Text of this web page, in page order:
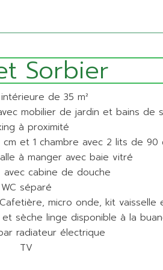
Sorbier
de 35 m²
mobilier de jardin et bains de
à proximité
cm et 1 chambre avec 2 lits de 90
à manger avec baie vitré
avec cabine de douche
WC séparé
micro onde, kit vaisselle
sèche linge disponible à la
radiateur électrique
TV